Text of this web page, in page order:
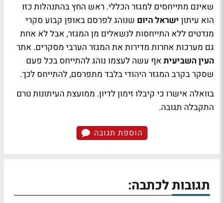
שאינם מתייחסים למגזר הכללי. ראש החץ בהתנהלות כזו
הוא עיתון ישראל היום שנוהג לפרסם באופן קבוע סקרי
מנדטים ללא התייחסות לנשאלים מן המגזר, אבל לא אחת
גם מערכות אחרות מדירות את המגזר הערבי מסקרים. אתר
העין השביעית אף עשה לעצמו נוהג להתייחס בכל פעם
שסקר בקרב המגזר היהודי בלבד מתפרסם, להתייחס לכך.
בוואלה אישרו כי קיבלו זימון לדיון. ממועצת העיתונות טרם
התקבלה תגובה.
הוספת תגובה
תגובות לכתבה: